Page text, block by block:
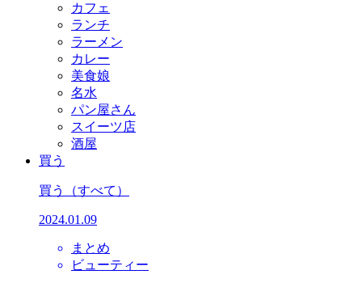
カフェ
ランチ
ラーメン
カレー
美食娘
名水
パン屋さん
スイーツ店
酒屋
買う
買う （すべて）
2024.01.09
まとめ
ビューティー